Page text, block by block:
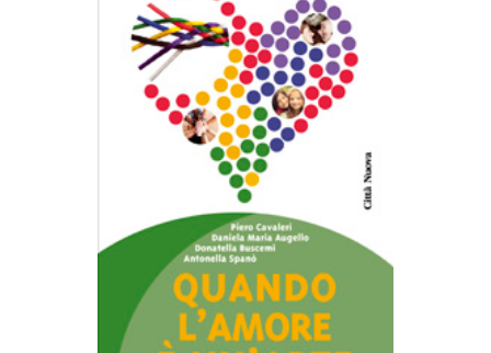
AGGIUNGI AL CARRELLO